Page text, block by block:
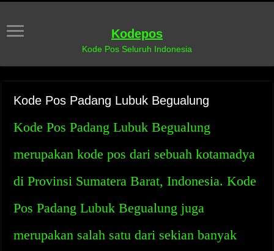
Kodepos
Kode Pos Seluruh Indonesia
Kode Pos Padang Lubuk Begualung
Kode Pos Padang Lubuk Begualung
merupakan kode pos dari sebuah kotamadya
di Provinsi Sumatera Barat, Indonesia. Kode
Pos Padang Lubuk Begualung juga
merupakan salah satu dari sekian banyak